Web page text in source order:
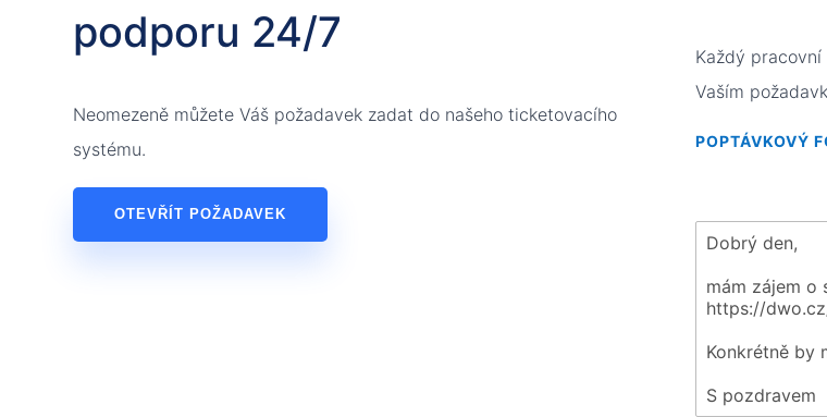
podporu 24/7
Neomezeně můžete Váš požadavek zadat do našeho ticketovacího
systému.
OTEVŘÍT POŽADAVEK
Každý
Vaším
POPTÁVKOVÝ